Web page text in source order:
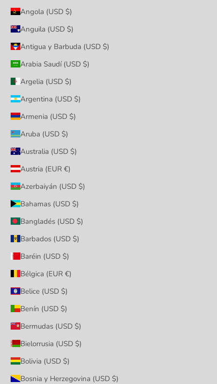
Angola (USD $)
Anguila (USD $)
Antigua y Barbuda (USD $)
Arabia Saudí (USD $)
Argelia (USD $)
Argentina (USD $)
Armenia (USD $)
Aruba (USD $)
Australia (USD $)
Austria (EUR €)
Azerbaiyán (USD $)
Bahamas (USD $)
Bangladés (USD $)
Barbados (USD $)
Baréin (USD $)
Bélgica (EUR €)
Belice (USD $)
Benín (USD $)
Bermudas (USD $)
Bielorrusia (USD $)
Bolivia (USD $)
Bosnia y Herzegovina (USD $)